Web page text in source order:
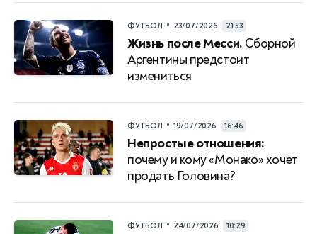
ФУТБОЛ • 23/07/2026 21:53
Жизнь после Месси. Сборной
Аргентины предстоит
измениться
ФУТБОЛ • 19/07/2026 16:46
Непростые отношения:
почему и кому «Монако» хочет
продать Головина?
ФУТБОЛ • 24/07/2026 10:29